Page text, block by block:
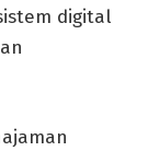
digital